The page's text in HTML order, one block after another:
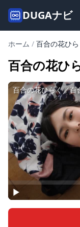
DUGAナビ
ホーム / 百合の花ひ
百合の花ひ